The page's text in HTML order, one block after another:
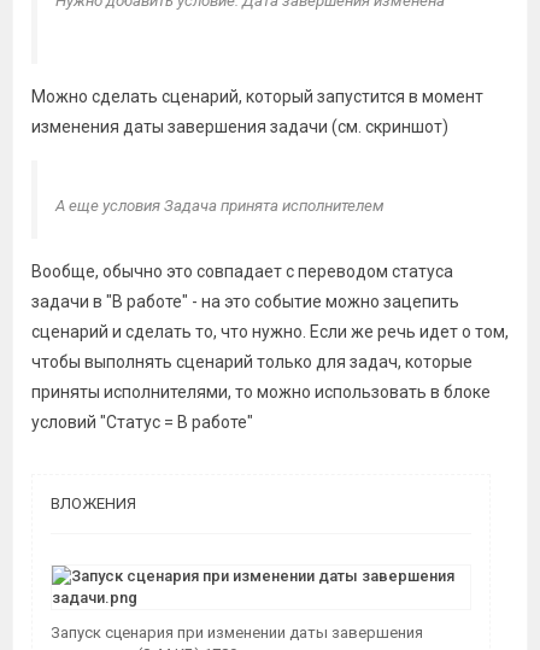
Можно сделать сценарий, который запустится в момент
изменения даты завершения задачи (см. скриншот)
А еще условия Задача принята исполнителем
Вообще, обычно это совпадает с переводом статуса
задачи в "В работе" - на это событие можно зацепить
сценарий и сделать то, что нужно. Если же речь идет о том,
чтобы выполнять сценарий только для задач, которые
приняты исполнителями, то можно использовать в блоке
условий "Статус = В работе"
ВЛОЖЕНИЯ
Запуск сценария при изменении даты завершения